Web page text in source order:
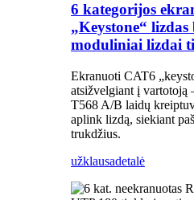
6 kategorijos
„Keystone“
moduliniai lizdai
Ekranuoti CAT6
atsižvelgiant į vartotoją
T568 A/B laidų
aplink lizdą, siekiant
trukdžius.
užklausadetalė